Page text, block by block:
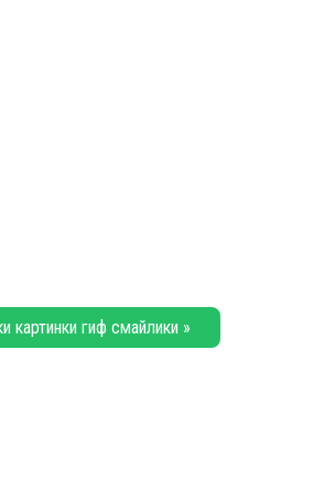
картинки гиф смайлики »